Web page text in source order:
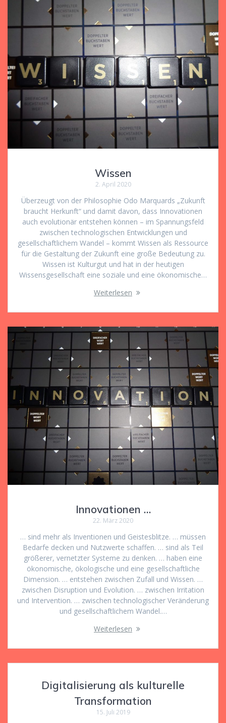
Wissen
2. April 2020
Überzeugt von der Philosophie Odo Marquards „Zukunft
braucht Herkunft“ und damit davon, dass Innovationen
auch evolutionär entstehen können – im Spannungsfeld
zwischen technologischen Entwicklungen und
gesellschaftlichem Wandel – kommt Wissen als Ressource
für die Gestaltung der Zukunft eine große Bedeutung zu.
Wissen ist Kulturgut und hat in der heutigen
Wissensgesellschaft eine soziale und eine ökonomische…
Weiterlesen
Innovationen …
22. März 2020
… sind mehr als Inventionen und Geistesblitze. … müssen
Bedarfe decken und Nutzwerte schaffen. … sind als Teil
größerer, vernetzter Systeme zu denken. … haben eine
ökonomische, ökologische und eine gesellschaftliche
Dimension. … entstehen zwischen Zufall und Wissen. …
zwischen Disruption und Evolution. … zwischen Irritation
und Intervention. … zwischen technologischer Veränderung
und gesellschaftlichem Wandel.…
Weiterlesen
Digitalisierung als kulturelle
Transformation
15. Juli 2019